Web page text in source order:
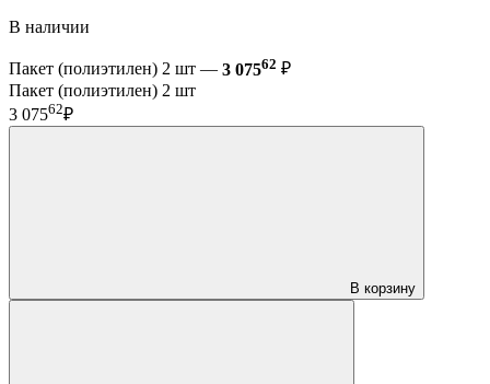
В наличии
Пакет (полиэтилен) 2 шт — 3 07562 ₽
Пакет (полиэтилен) 2 шт
3 07562₽
В корзину